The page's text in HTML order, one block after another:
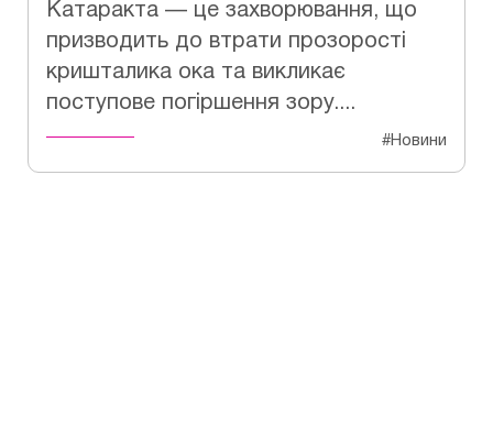
Катаракта — це захворювання, що
призводить до втрати прозорості
кришталика ока та викликає
поступове погіршення зору....
#Новини